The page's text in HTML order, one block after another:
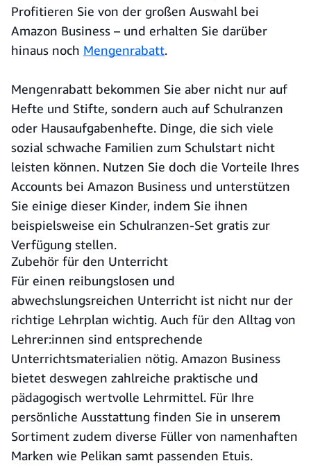
Profitieren Sie von der großen Auswahl bei
Amazon Business – und erhalten Sie darüber
hinaus noch Mengenrabatt.
Mengenrabatt bekommen Sie aber nicht nur auf
Hefte und Stifte, sondern auch auf Schulranzen
oder Hausaufgabenhefte. Dinge, die sich viele
sozial schwache Familien zum Schulstart nicht
leisten können. Nutzen Sie doch die Vorteile Ihres
Accounts bei Amazon Business und unterstützen
Sie einige dieser Kinder, indem Sie ihnen
beispielsweise ein Schulranzen-Set gratis zur
Verfügung stellen.
Zubehör für den Unterricht
Für einen reibungslosen und
abwechslungsreichen Unterricht ist nicht nur der
richtige Lehrplan wichtig. Auch für den Alltag von
Lehrer:innen sind entsprechende
Unterrichtsmaterialien nötig. Amazon Business
bietet deswegen zahlreiche praktische und
pädagogisch wertvolle Lehrmittel. Für Ihre
persönliche Ausstattung finden Sie in unserem
Sortiment zudem diverse Füller von namenhaften
Marken wie Pelikan samt passenden Etuis.